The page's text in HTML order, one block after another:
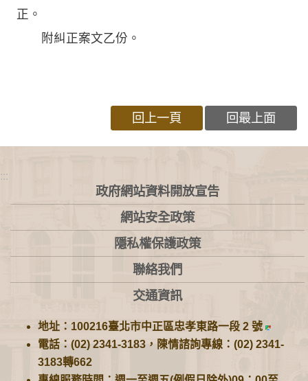
正。
附糾正案文乙份。
回上一頁 回最上面
:::
政府網站資料開放宣告
網站安全政策
隱私權保護政策
聯絡我們
交通資訊
地址：100216臺北市中正區忠孝東路一段 2 號
電話：(02) 2341-3183，陳情諮詢專線：(02) 2341-
3183轉662